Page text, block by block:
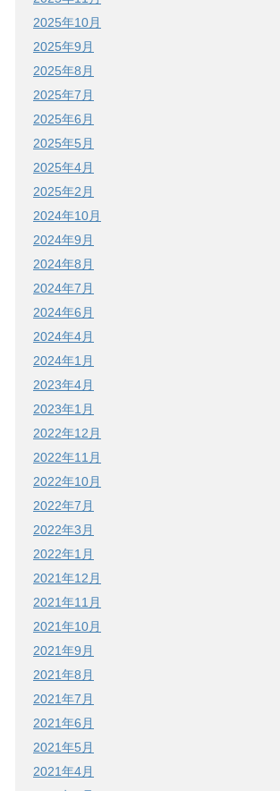
2025年10月
2025年9月
2025年8月
2025年7月
2025年6月
2025年5月
2025年4月
2025年2月
2024年10月
2024年9月
2024年8月
2024年7月
2024年6月
2024年4月
2024年1月
2023年4月
2023年1月
2022年12月
2022年11月
2022年10月
2022年7月
2022年3月
2022年1月
2021年12月
2021年11月
2021年10月
2021年9月
2021年8月
2021年7月
2021年6月
2021年5月
2021年4月